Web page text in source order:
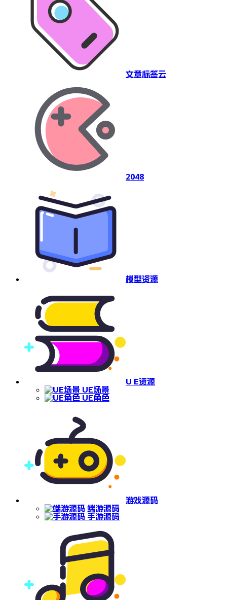
文章标签云
2048
模型资源
U E资源
UE场景
UE角色
游戏源码
端游源码
手游源码